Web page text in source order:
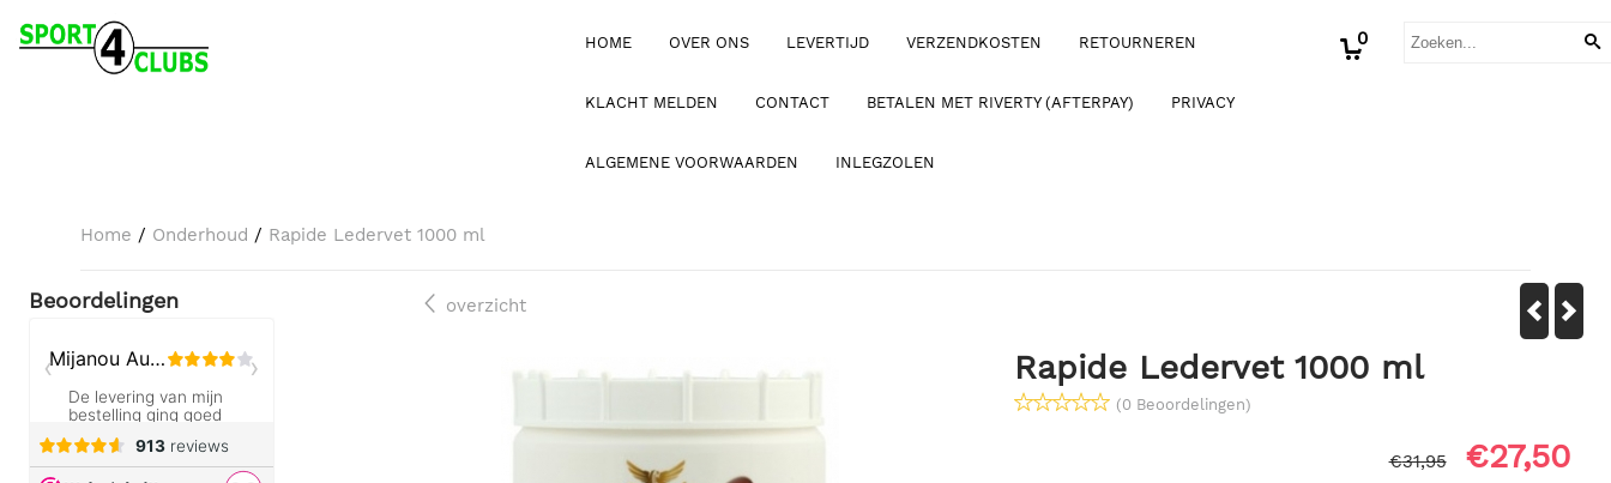
0
HOME OVER ONS LEVERTIJD VERZENDKOSTEN RETOURNEREN
KLACHT MELDEN CONTACT BETALEN MET RIVERTY (AFTERPAY) PRIVACY
ALGEMENE VOORWAARDEN INLEGZOLEN
Home / Onderhoud / Rapide Ledervet 1000 ml
Beoordelingen overzicht
Rapide Ledervet 1000 ml
(0 Beoordelingen)
€31,95 €27,50